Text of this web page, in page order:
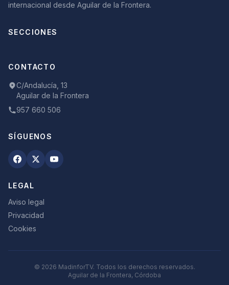
internacional desde Aguilar de la Frontera.
SECCIONES
CONTACTO
C/Andalucía, 13
Aguilar de la Frontera
957 660 506
SÍGUENOS
LEGAL
Aviso legal
Privacidad
Cookies
© 2026 MadinforTV. Todos los derechos reservados.
Aguilar de la Frontera, Córdoba